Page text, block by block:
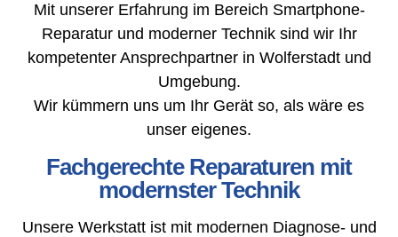
Mit unserer Erfahrung im Bereich Smartphone-
Reparatur und moderner Technik sind wir Ihr
kompetenter Ansprechpartner in Wolferstadt und
Umgebung.
Wir kümmern uns um Ihr Gerät so, als wäre es
unser eigenes.
Fachgerechte Reparaturen mit
modernster Technik
Unsere Werkstatt ist mit modernen Diagnose- und